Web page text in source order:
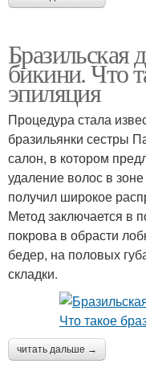
Бразильская
бикини. Что
эпиляция
Процедура стала
бразильянки сестры
салон, в котором
удаление волос в
получил широкое
Метод заключается в
покрова в обрасти
бедер, на половых
складки.
читать дальше →